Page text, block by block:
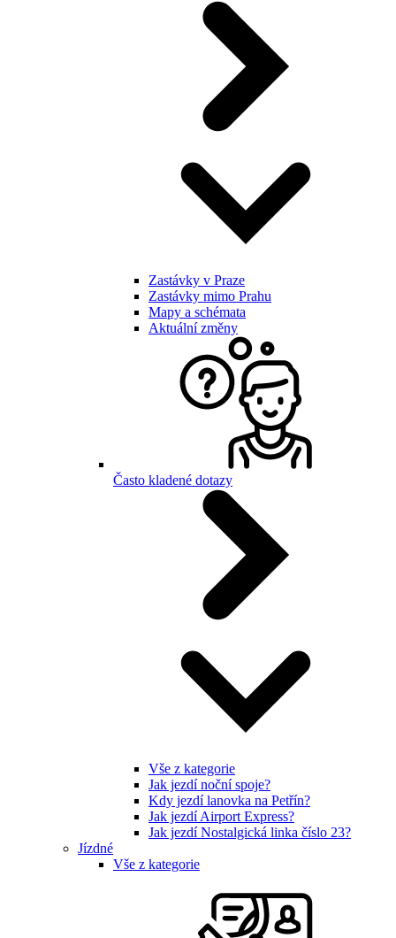
Zastávky v Praze
Zastávky mimo Prahu
Mapy a schémata
Aktuální změny
Často kladené dotazy
Vše z kategorie
Jak jezdí noční spoje?
Kdy jezdí lanovka na Petřín?
Jak jezdí Airport Express?
Jak jezdí Nostalgická linka číslo 23?
Jízdné
Vše z kategorie